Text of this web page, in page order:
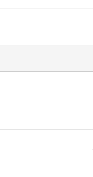
用了。
長裙讓她隱約散發出
利麵的樣子也莫名地
裝也沒有裝飾和口袋
插嘴說話的意思，與